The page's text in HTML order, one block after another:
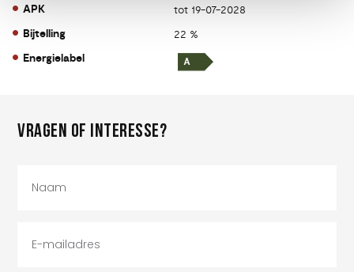
APK tot 19-07-2028
Bijtelling 22 %
Energielabel
VRAGEN OF INTERESSE?